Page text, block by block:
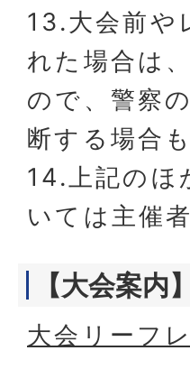
13.大会前や
れた場合は
ので、警察
断する場合
14.上記のほ
いては主催
【大会案内】
大会リーフ